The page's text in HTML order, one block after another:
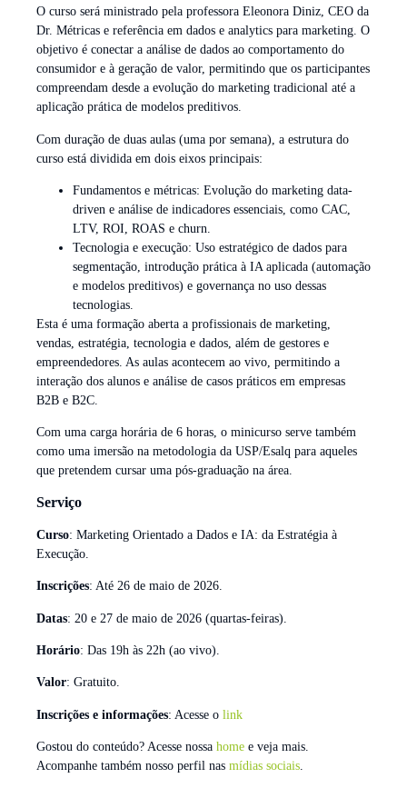
O curso será ministrado pela professora Eleonora Diniz, CEO da
Dr. Métricas e referência em dados e analytics para marketing. O
objetivo é conectar a análise de dados ao comportamento do
consumidor e à geração de valor, permitindo que os participantes
compreendam desde a evolução do marketing tradicional até a
aplicação prática de modelos preditivos.
Com duração de duas aulas (uma por semana), a estrutura do
curso está dividida em dois eixos principais:
Fundamentos e métricas: Evolução do marketing data-
driven e análise de indicadores essenciais, como CAC,
LTV, ROI, ROAS e churn.
Tecnologia e execução: Uso estratégico de dados para
segmentação, introdução prática à IA aplicada (automação
e modelos preditivos) e governança no uso dessas
tecnologias.
Esta é uma formação aberta a profissionais de marketing,
vendas, estratégia, tecnologia e dados, além de gestores e
empreendedores. As aulas acontecem ao vivo, permitindo a
interação dos alunos e análise de casos práticos em empresas
B2B e B2C.
Com uma carga horária de 6 horas, o minicurso serve também
como uma imersão na metodologia da USP/Esalq para aqueles
que pretendem cursar uma pós-graduação na área.
Serviço
Curso: Marketing Orientado a Dados e IA: da Estratégia à
Execução.
Inscrições: Até 26 de maio de 2026.
Datas: 20 e 27 de maio de 2026 (quartas-feiras).
Horário: Das 19h às 22h (ao vivo).
Valor: Gratuito.
Inscrições e informações: Acesse o link
Gostou do conteúdo? Acesse nossa home e veja mais.
Acompanhe também nosso perfil nas mídias sociais.